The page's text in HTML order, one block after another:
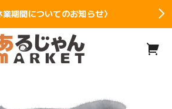
業期間についてのお知らせ〉